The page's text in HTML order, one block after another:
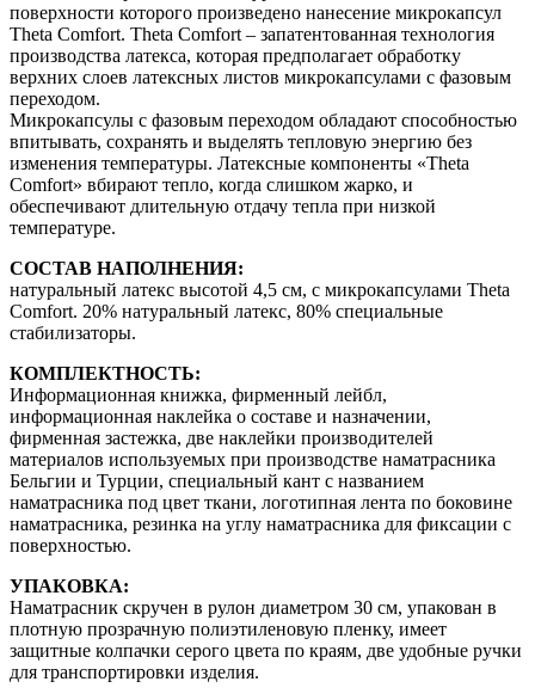
поверхности которого произведено нанесение микрокапсул
Theta Comfort. Theta Comfort – запатентованная технология
производства латекса, которая предполагает обработку
верхних слоев латексных листов микрокапсулами с фазовым
переходом.
Микрокапсулы с фазовым переходом обладают способностью
впитывать, сохранять и выделять тепловую энергию без
изменения температуры. Латексные компоненты «Theta
Comfort» вбирают тепло, когда слишком жарко, и
обеспечивают длительную отдачу тепла при низкой
температуре.
СОСТАВ НАПОЛНЕНИЯ:
натуральный латекс высотой 4,5 см, с микрокапсулами Theta
Comfort. 20% натуральный латекс, 80% специальные
стабилизаторы.
КОМПЛЕКТНОСТЬ:
Информационная книжка, фирменный лейбл,
информационная наклейка о составе и назначении,
фирменная застежка, две наклейки производителей
материалов используемых при производстве наматрасника
Бельгии и Турции, специальный кант с названием
наматрасника под цвет ткани, логотипная лента по боковине
наматрасника, резинка на углу наматрасника для фиксации с
поверхностью.
УПАКОВКА:
Наматрасник скручен в рулон диаметром 30 см, упакован в
плотную прозрачную полиэтиленовую пленку, имеет
защитные колпачки серого цвета по краям, две удобные ручки
для транспортировки изделия.